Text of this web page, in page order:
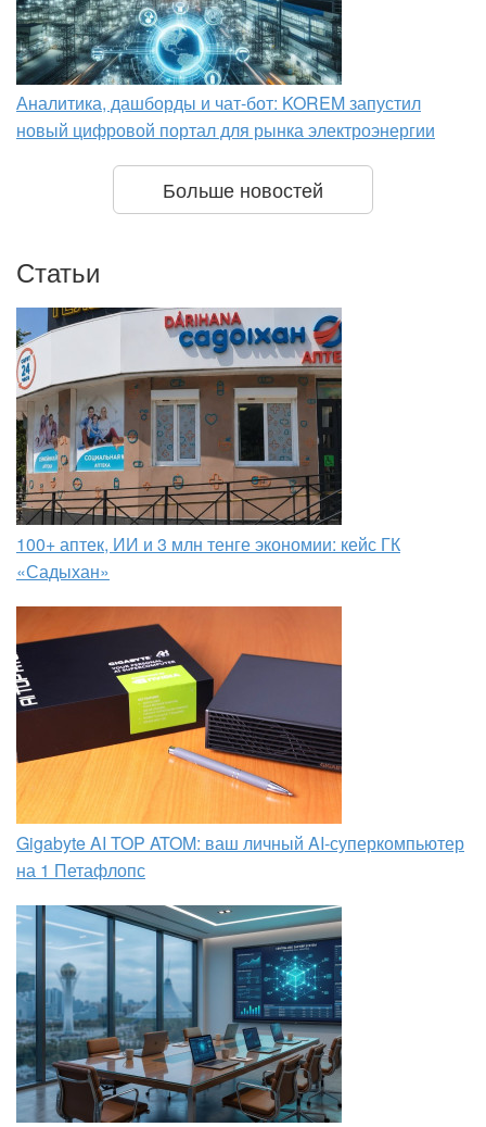
Аналитика, дашборды и чат-бот: KOREM запустил
новый цифровой портал для рынка электроэнергии
Больше новостей
Статьи
100+ аптек, ИИ и 3 млн тенге экономии: кейс ГК
«Садыхан»
Gigabyte AI TOP ATOM: ваш личный AI-суперкомпьютер
на 1 Петафлопс